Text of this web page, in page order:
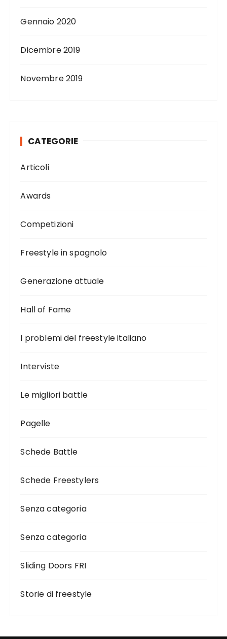
Gennaio 2020
Dicembre 2019
Novembre 2019
CATEGORIE
Articoli
Awards
Competizioni
Freestyle in spagnolo
Generazione attuale
Hall of Fame
I problemi del freestyle italiano
Interviste
Le migliori battle
Pagelle
Schede Battle
Schede Freestylers
Senza categoria
Senza categoria
Sliding Doors FRI
Storie di freestyle